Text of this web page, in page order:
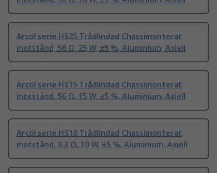
Arcol serie HS25 Trådlindad Chassimonterat
motstånd, 56 Ω, 25 W, ±5 %, Aluminium, Axiell
Arcol serie HS15 Trådlindad Chassimonterat
motstånd, 56 Ω, 15 W, ±5 %, Aluminium, Axiell
Arcol serie HS10 Trådlindad Chassimonterat
motstånd, 3.3 Ω, 10 W, ±5 %, Aluminium, Axiell